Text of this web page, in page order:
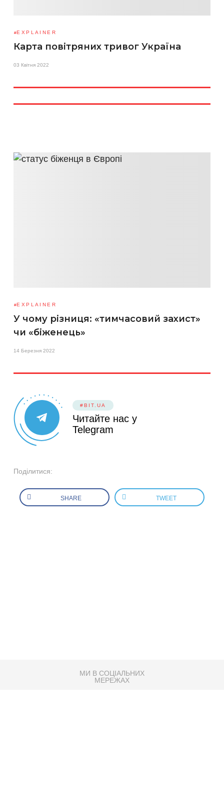
EXPLAINER
Карта повітряних тривог Україна
03 Квітня 2022
EXPLAINER
У чому різниця: «тимчасовий захист»
чи «біженець»
14 Березня 2022
#BIT.UA
Читайте нас у
Telegram
Поділитися:
SHARE TWEET
МИ В СОЦІАЛЬНИХ
МЕРЕЖАХ